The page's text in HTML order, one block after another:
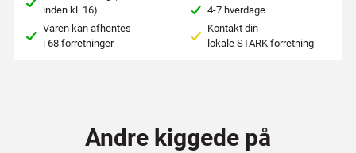
inden kl. 16)
Varen kan afhentes
i68 forretninger
4-7 hverdage
Kontakt din
lokale STARK forretning
Andre kiggede på